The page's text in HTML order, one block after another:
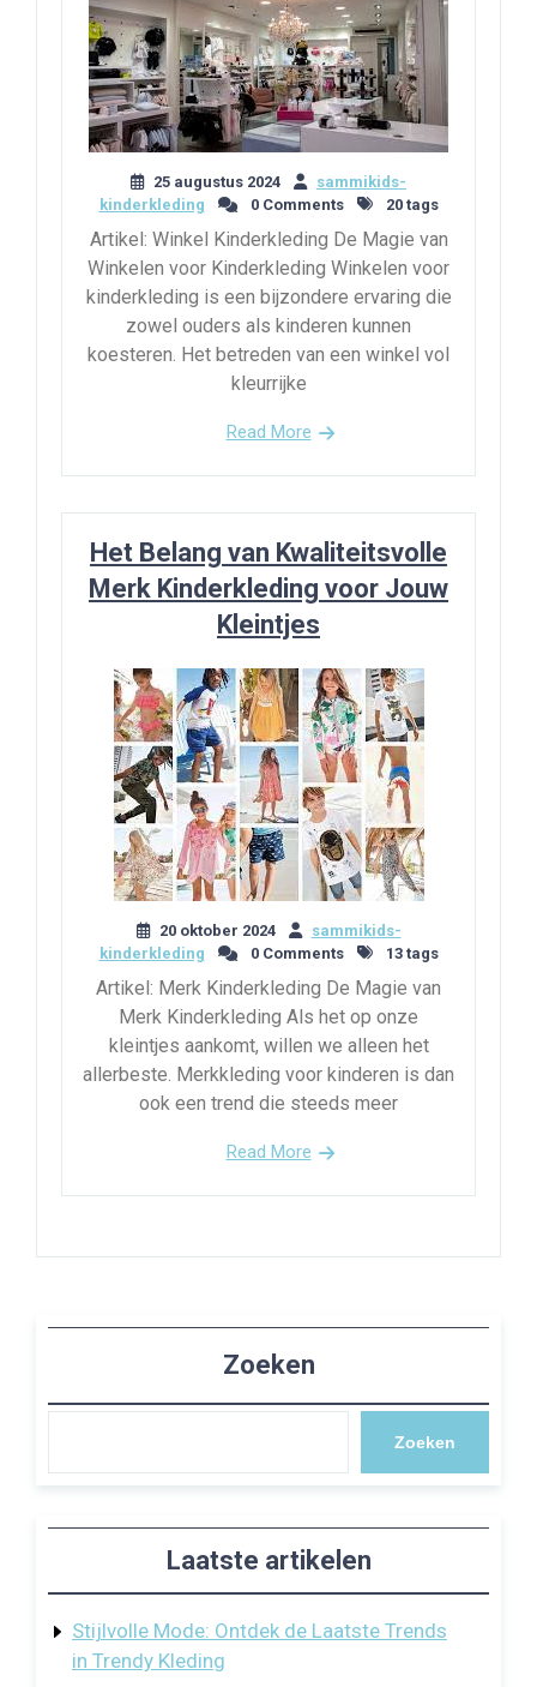
25 augustus 2024
sammikids-
kinderkleding
0 Comments 20 tags
Artikel: Winkel Kinderkleding De Magie van
Winkelen voor Kinderkleding Winkelen voor
kinderkleding is een bijzondere ervaring die
zowel ouders als kinderen kunnen
koesteren. Het betreden van een winkel vol
kleurrijke
Read More
Het Belang van Kwaliteitsvolle
Merk Kinderkleding voor Jouw
Kleintjes
20 oktober 2024
sammikids-
kinderkleding
0 Comments 13 tags
Artikel: Merk Kinderkleding De Magie van
Merk Kinderkleding Als het op onze
kleintjes aankomt, willen we alleen het
allerbeste. Merkkleding voor kinderen is dan
ook een trend die steeds meer
Read More
Zoeken
Zoeken
Laatste artikelen
Stijlvolle Mode: Ontdek de Laatste Trends
in Trendy Kleding